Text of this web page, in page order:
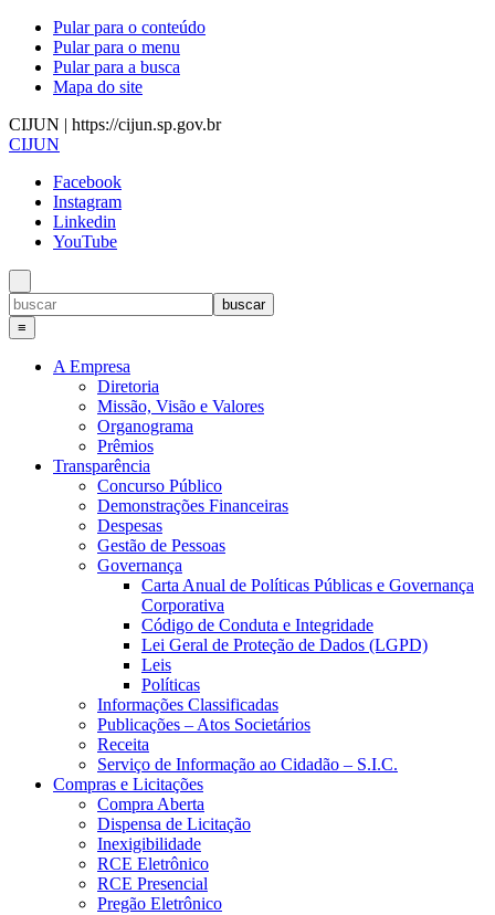
Pular para o conteúdo
Pular para o menu
Pular para a busca
Mapa do site
CIJUN | https://cijun.sp.gov.br
CIJUN
Facebook
Instagram
Linkedin
YouTube
≡
A Empresa
Diretoria
Missão, Visão e Valores
Organograma
Prêmios
Transparência
Concurso Público
Demonstrações Financeiras
Despesas
Gestão de Pessoas
Governança
Carta Anual de Políticas Públicas e Governança
Corporativa
Código de Conduta e Integridade
Lei Geral de Proteção de Dados (LGPD)
Leis
Políticas
Informações Classificadas
Publicações – Atos Societários
Receita
Serviço de Informação ao Cidadão – S.I.C.
Compras e Licitações
Compra Aberta
Dispensa de Licitação
Inexigibilidade
RCE Eletrônico
RCE Presencial
Pregão Eletrônico